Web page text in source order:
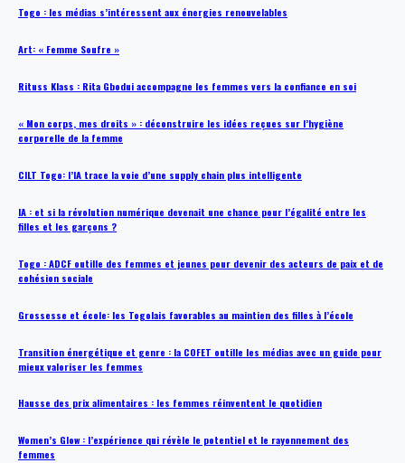
Togo : les médias s’intéressent aux énergies renouvelables
Art: « Femme Soufre »
Rituss Klass : Rita Gbodui accompagne les femmes vers la confiance en soi
« Mon corps, mes droits » : déconstruire les idées reçues sur l’hygiène
corporelle de la femme
CILT Togo: l’IA trace la voie d’une supply chain plus intelligente
IA : et si la révolution numérique devenait une chance pour l’égalité entre les
filles et les garçons ?
Togo : ADCF outille des femmes et jeunes pour devenir des acteurs de paix et de
cohésion sociale
Grossesse et école: les Togolais favorables au maintien des filles à l’école
Transition énergétique et genre : la COFET outille les médias avec un guide pour
mieux valoriser les femmes
Hausse des prix alimentaires : les femmes réinventent le quotidien
Women’s Glow : l’expérience qui révèle le potentiel et le rayonnement des
femmes